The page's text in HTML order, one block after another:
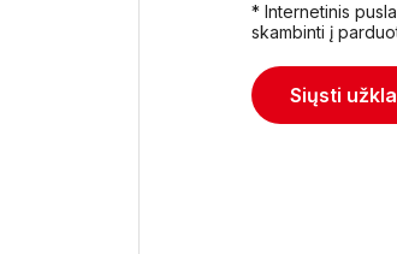
* Internetinis
skambinti į
Siųsti